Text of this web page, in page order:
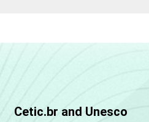
Cetic.br and Unesco